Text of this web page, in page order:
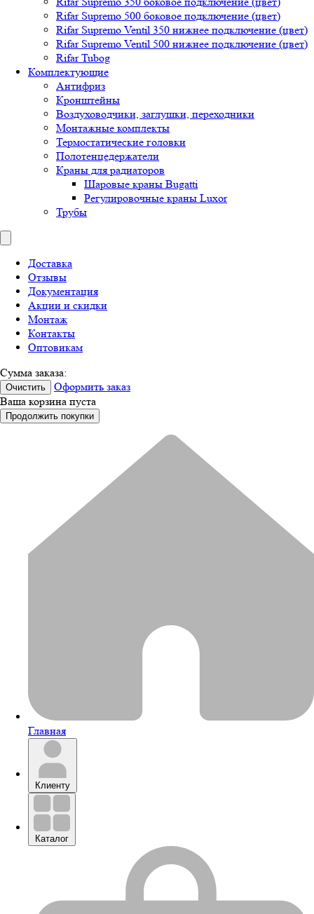
Rifar Supremo 500 боковое подключение (цвет)
Rifar Supremo Ventil 350 нижнее подключение (цвет)
Rifar Supremo Ventil 500 нижнее подключение (цвет)
Rifar Tubog
Комплектующие
Антифриз
Кронштейны
Воздуховодчики, заглушки, переходники
Монтажные комплекты
Термостатические головки
Полотенцедержатели
Краны для радиаторов
Шаровые краны Bugatti
Регулировочные краны Luxor
Трубы
Доставка
Отзывы
Документация
Акции и скидки
Монтаж
Контакты
Оптовикам
Сумма заказа:
Очистить
Оформить заказ
Ваша корзина пуста
Продолжить покупки
Главная
Клиенту
Каталог